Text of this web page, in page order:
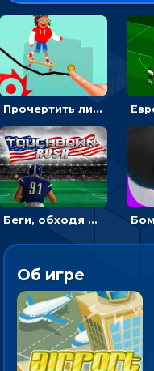
Прочертить линию, чтобы проехать на скейте, через преграды к финишу - для мальчиков
Беги, обходя соперников и собирай бонусы - американский футбол
Об игре